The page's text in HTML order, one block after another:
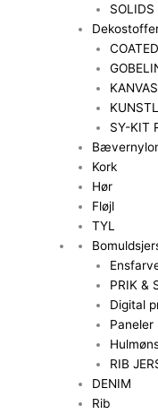
SOLIDS
COATED
KANVAS
SY-KIT
Kork
Hør
Fløjl
TYL
PRIK &
Digital
Paneler
RIB
DENIM
Rib